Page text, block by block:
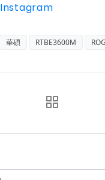
Instagram
華碩 RTBE3600M ROG